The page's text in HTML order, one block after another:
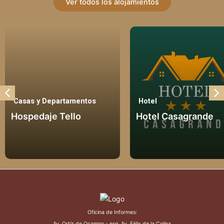
Ver todos los alojamientos
Casas y Departamentos
Hospedaje Tello
Hotel
Hotel Casagrande
Oficina de Informes: